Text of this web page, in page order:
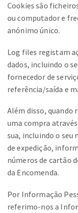
Cookies são
ou computador e
anónimo único.
Log files registam
dados, incluindo o
fornecedor de
referência/saída e
Além disso,
uma compra
sua, incluindo o seu
de expedição,
números de cartão
da Encomenda.
Por Informação
referimo-nos a